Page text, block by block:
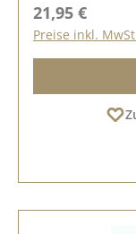
Regulärer
21,95 €
Preise inkl.